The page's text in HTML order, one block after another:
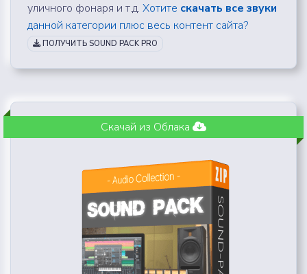
уличного фонаря и т.д. Хотите скачать все звуки
данной категории плюс весь контент сайта?
ПОЛУЧИТЬ SOUND PACK PRO
Скачай из Облака